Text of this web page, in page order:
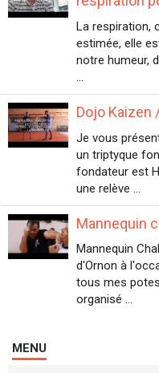
La respiration,
estimée, elle
notre humeur,
...
Dojo Kaizen
Je vous
un triptyque
fondateur est
une relève ...
Mannequin
Mannequin
d'Ornon à
tous mes
organisé ...
MENU